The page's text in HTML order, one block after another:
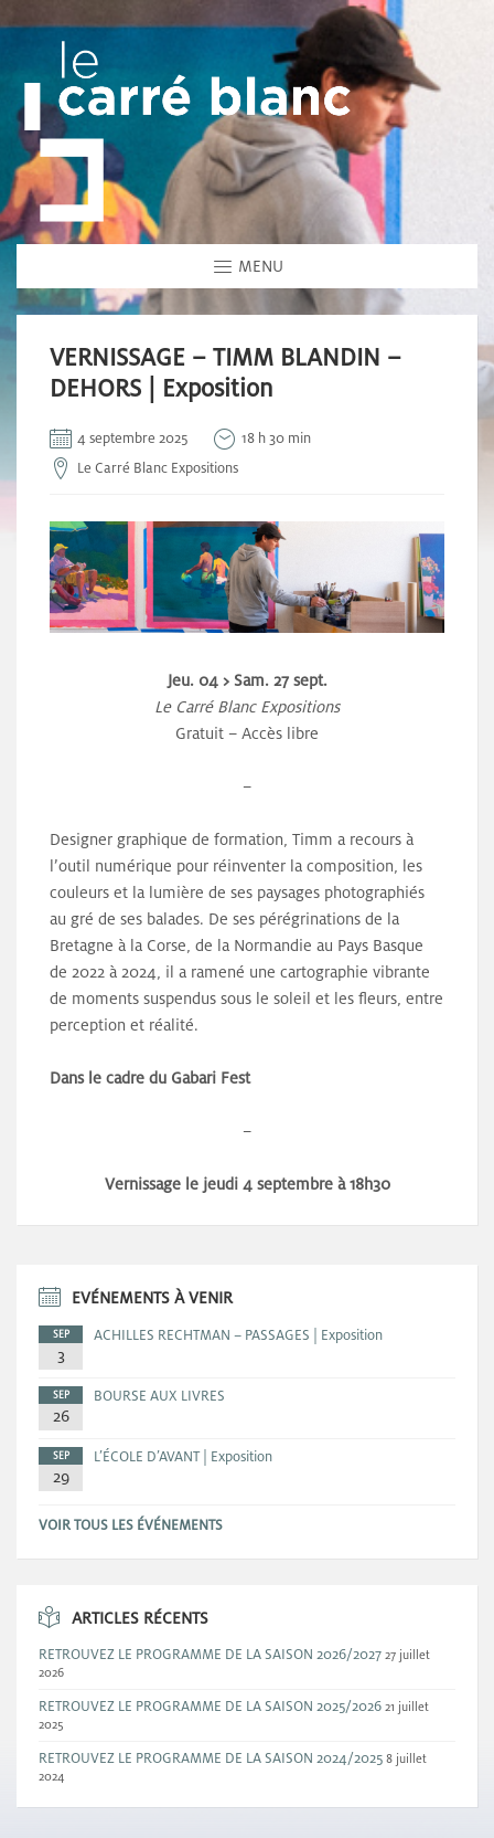
MENU
VERNISSAGE – TIMM BLANDIN –
DEHORS | Exposition
4 septembre 2025
18 h 30 min
Le Carré Blanc Expositions
Jeu. 04 > Sam. 27 sept.
Le Carré Blanc Expositions
Gratuit – Accès libre
–
Designer graphique de formation, Timm a recours à
l’outil numérique pour réinventer la composition, les
couleurs et la lumière de ses paysages photographiés
au gré de ses balades. De ses pérégrinations de la
Bretagne à la Corse, de la Normandie au Pays Basque
de 2022 à 2024, il a ramené une cartographie vibrante
de moments suspendus sous le soleil et les fleurs, entre
perception et réalité.
Dans le cadre du Gabari Fest
–
Vernissage le jeudi 4 septembre à 18h30
EVÉNEMENTS À VENIR
SEP
3
ACHILLES RECHTMAN – PASSAGES | Exposition
SEP
26
BOURSE AUX LIVRES
SEP
29
L’ÉCOLE D’AVANT | Exposition
VOIR TOUS LES ÉVÉNEMENTS
ARTICLES RÉCENTS
RETROUVEZ LE PROGRAMME DE LA SAISON 2026/2027 27 juillet
2026
RETROUVEZ LE PROGRAMME DE LA SAISON 2025/2026 21 juillet
2025
RETROUVEZ LE PROGRAMME DE LA SAISON 2024/2025 8 juillet
2024